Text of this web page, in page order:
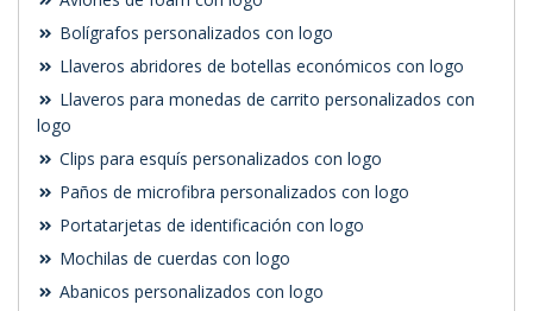
Bolígrafos personalizados con logo
Llaveros abridores de botellas económicos con logo
Llaveros para monedas de carrito personalizados con
logo
Clips para esquís personalizados con logo
Paños de microfibra personalizados con logo
Portatarjetas de identificación con logo
Mochilas de cuerdas con logo
Abanicos personalizados con logo